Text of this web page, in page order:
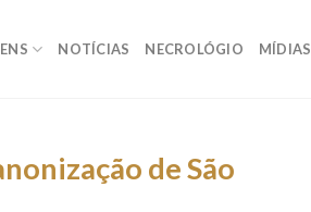
NOTÍCIAS NECROLÓGIO MÍDIAS
de São